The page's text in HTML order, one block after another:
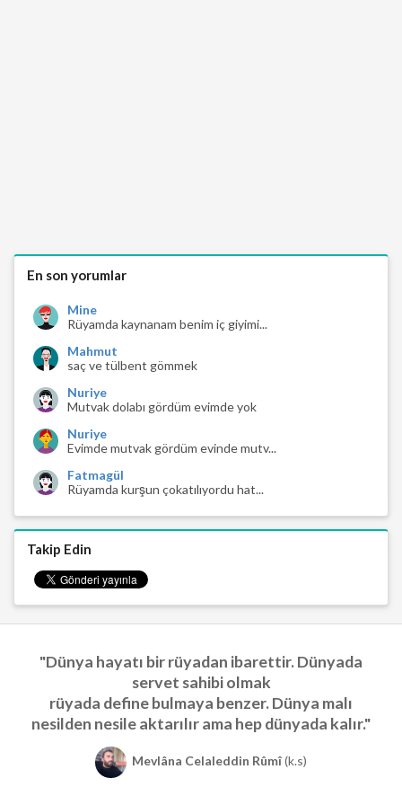
En son yorumlar
Mine
Rüyamda kaynanam benim iç giyimi...
Mahmut
saç ve tülbent gömmek
Nuriye
Mutvak dolabı gördüm evimde yok
Nuriye
Evimde mutvak gördüm evinde mutv...
Fatmagül
Rüyamda kurşun çokatılıyordu hat...
Takip Edin
"Dünya hayatı bir rüyadan ibarettir. Dünyada
servet sahibi olmak
rüyada define bulmaya benzer. Dünya malı
nesilden nesile aktarılır ama hep dünyada kalır."
Mevlâna Celaleddin Rûmî(k.s)